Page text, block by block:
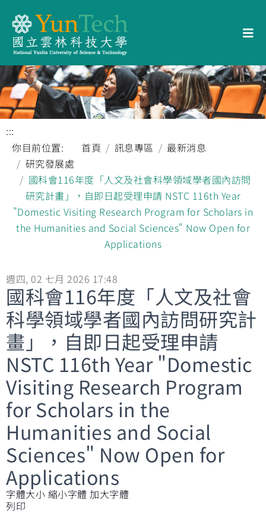
:::
你目前位置:
首頁 訊息專區
最新消息
研究發展處
國科會116年度「人文及社會科學領域學者國內訪問
研究計畫」，自即日起受理申請 NSTC 116th Year
"Domestic Visiting Research Program for Scholars in
the Humanities and Social Sciences" Now Open for
Applications
週四, 02 七月 2026 17:48
國科會116年度「人文及社會
科學領域學者國內訪問研究計
畫」，自即日起受理申請
NSTC 116th Year "Domestic
Visiting Research Program
for Scholars in the
Humanities and Social
Sciences" Now Open for
Applications
字體大小 縮小字體 加大字體
列印